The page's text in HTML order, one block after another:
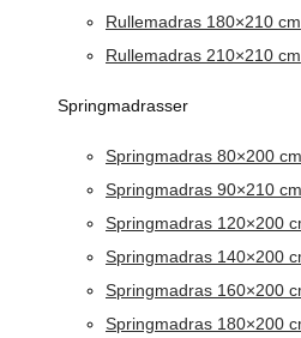
Rullemadras 180×210 cm
Rullemadras 210×210 cm
Springmadrasser
Springmadras 80×200 cm
Springmadras 90×210 cm
Springmadras 120×200
Springmadras 140×200
Springmadras 160×200
Springmadras 180×200